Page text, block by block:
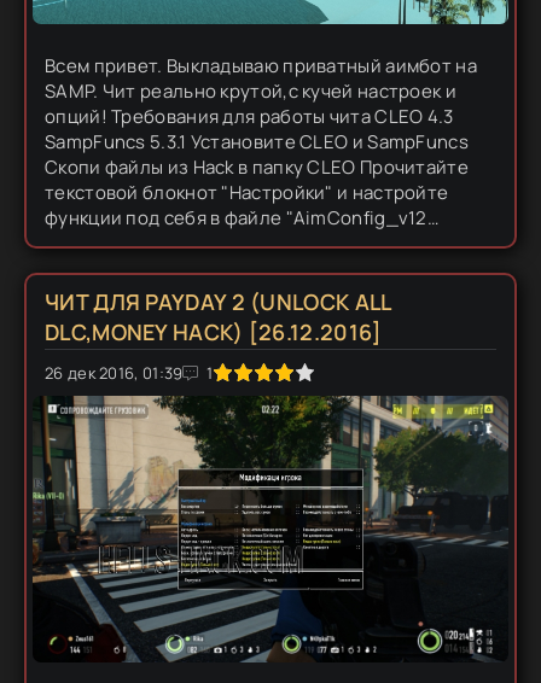
Всем привет. Выкладываю приватный аимбот на
SAMP. Чит реально крутой,с кучей настроек и
опций! Требования для работы чита CLEO 4.3
SampFuncs 5.3.1 Установите CLEO и SampFuncs
Скопи файлы из Hack в папку CLEO Прочитайте
текстовой блокнот "Настройки" и настройте
функции под себя в файле "AimConfig_v12
[by_0pc0d3R]" При подключении к серверу у вас
должна...
ЧИТ ДЛЯ PAYDAY 2 (UNLOCK ALL
DLC,MONEY HACK) [26.12.2016]
26 дек 2016, 01:39 1
1 2 3 4 5